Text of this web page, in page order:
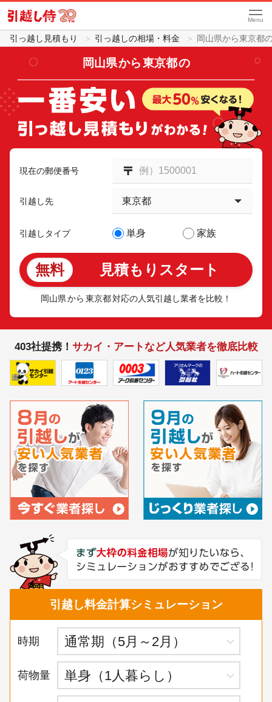
Menu
引っ越し見積もり 引っ越しの相場・料金 岡山県から東京都
岡山県から東京都の
現在の郵便番号
引越し先
引越しタイプ 単身 家族
無料 見積もりスタート
岡山県から 東京都対応の人気引越し業者を比較！
403社提携！ サカイ・アートなど人気業者を徹底比較
引越し料金計算シミュレーション
時期
荷物量